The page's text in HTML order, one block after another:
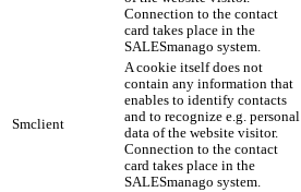
Connection to the contact
card takes place in the
SALESmanago system.
Smclient
A cookie itself does not
contain any information that
enables to identify contacts
and to recognize e.g. personal
data of the website visitor.
Connection to the contact
card takes place in the
SALESmanago system.